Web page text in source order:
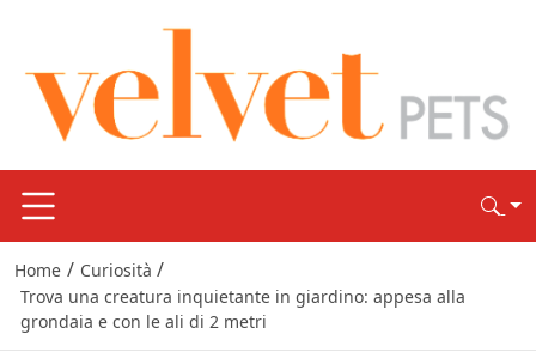
Home / Curiosità /
Trova una creatura inquietante in giardino: appesa alla
grondaia e con le ali di 2 metri